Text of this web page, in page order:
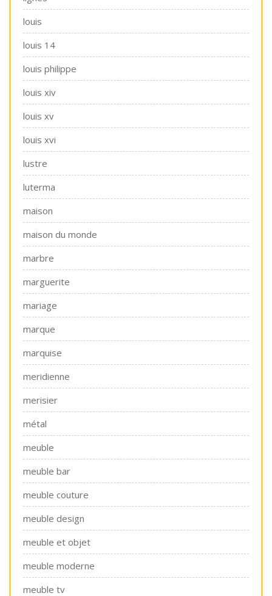
louis
louis 14
louis philippe
louis xiv
louis xv
louis xvi
lustre
luterma
maison
maison du monde
marbre
marguerite
mariage
marque
marquise
meridienne
merisier
métal
meuble
meuble bar
meuble couture
meuble design
meuble et objet
meuble moderne
meuble tv